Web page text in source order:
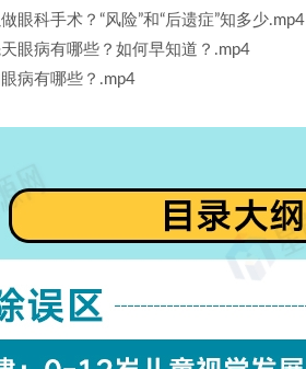
眼科手术？“风险”和“后遗症”知多少.mp4
眼病有哪些？如何早知道？.mp4
病有哪些？.mp4